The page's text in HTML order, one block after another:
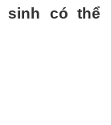
sinh có thể